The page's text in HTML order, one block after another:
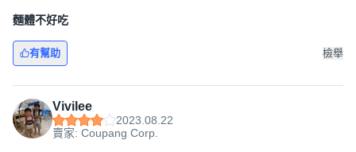
麵體不好吃
有幫助 檢舉
Vivilee
2023.08.22
賣家: Coupang Corp.